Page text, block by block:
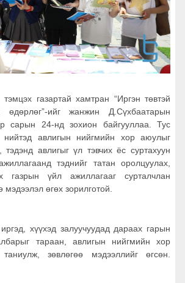
газартай хамтран “Иргэн төвтэй
өдөрлөг”-ийг жанжин Д.Сүхбаатарын
сарын 24-нд зохион байгууллаа. Тус
авлигын нийгмийн хор аюулыг
тэдэнд авлигыг үл тэвчих ёс суртахуун
тэднийг татан оролцуулах,
газрын үйл ажиллагааг сурталчлан
мэдээлэл өгөх зорилготой.
хүүхэд залуучуудад дараах гарын
тараан, авлигын нийгмийн хор
зөвлөгөө мэдээллийг өгсөн.